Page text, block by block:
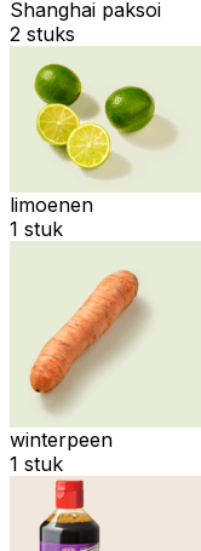
Shanghai paksoi
2 stuks
limoenen
1 stuk
winterpeen
1 stuk